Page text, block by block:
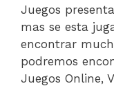
Juegos
mas se esta
encontrar
podremos
Juegos Online,